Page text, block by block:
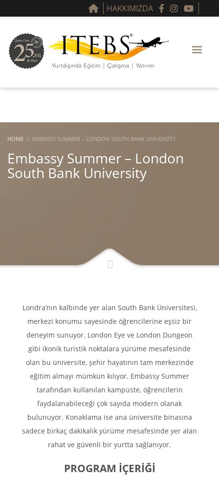
HAKKIMIZDA
HOME EMBASSY SUMMER – LONDON SOUTH BANK UNIVERSITY
Embassy Summer – London
South Bank University
Londra’nın kalbinde yer alan South Bank Üniversitesi,
merkezi konumu sayesinde öğrencilerine eşsiz bir
deneyim sunuyor. London Eye ve London Dungeon
gibi ikonik turistik noktalara yürüme mesafesinde
olan bu üniversite, şehir hayatının tam merkezinde
eğitim almayı mümkün kılıyor. Embassy Summer
tarafından kullanılan kampüste, öğrencilerin
faydalanabileceği çok sayıda modern olanak
bulunuyor. Konaklama ise ana üniversite binasına
sadece birkaç dakikalık yürüme mesafesinde yer alan
rahat ve güvenli bir yurtta sağlanıyor.
PROGRAM İÇERİĞİ